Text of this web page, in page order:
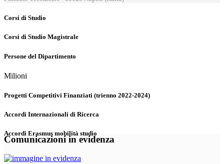
Corsi di Studio
Corsi di Studio Magistrale
Persone del Dipartimento
Milioni
Progetti Competitivi Finanziati (trienno 2022-2024)
Accordi Internazionali di Ricerca
Accordi Erasmus mobilità studio
Comunicazioni in evidenza